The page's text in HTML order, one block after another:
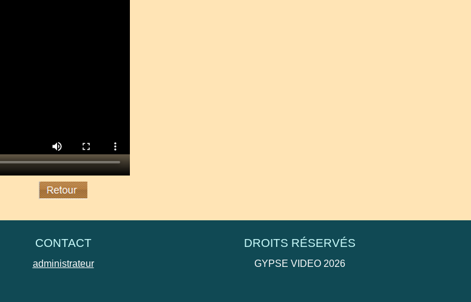
CONTACT
administrateur
DROITS RÉSERVÉS
GYPSE VIDEO 2026